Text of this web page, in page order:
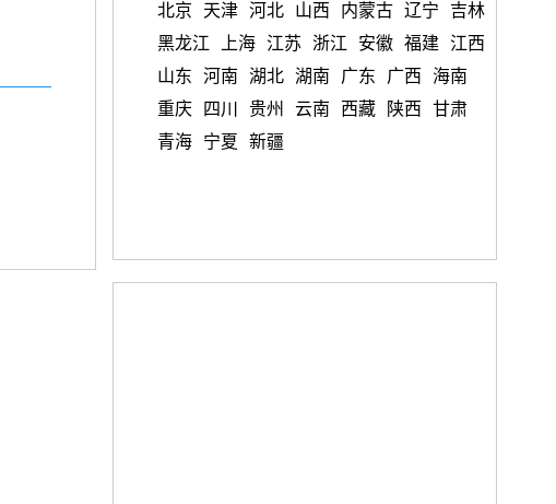
北京 天津 河北 山西 内蒙古 辽宁
吉林
黑龙江
上海 江苏 浙江 安徽 福建
江西
山东
河南 湖北 湖南 广东 广西
海南
重庆
四川 贵州 云南 西藏 陕西
甘肃
青海
宁夏 新疆